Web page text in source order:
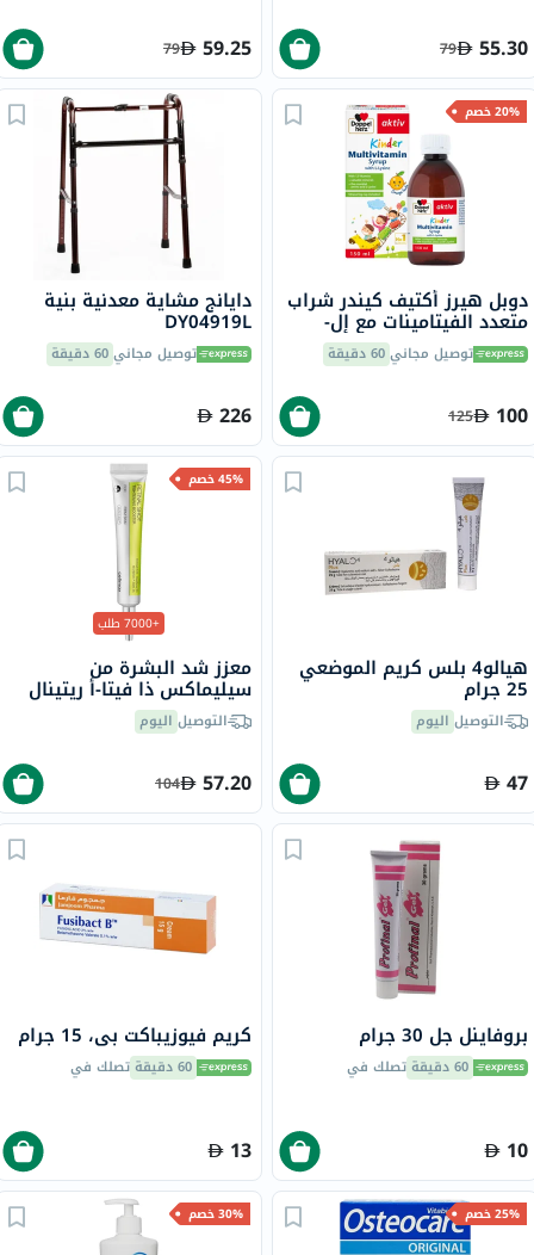
55.30
79
59.25
79
20% خصم
دوبل هيرز أكتيف كيندر شراب
متعدد الفيتامينات مع إل-
ليسين 150 ملتوصيل مجاني60 دقيقة
100
125
دايانج مشاية معدنية بنية
DY04919L
توصيل مجاني60 دقيقة
226
هيالو4 بلس كريم الموضعي
25 جرام
التوصيل اليوم
47
45% خصم
+7000 طلب
معزز شد البشرة من
سيليماكس ذا فيتا-أ ريتينال
شوت، 15 مل
التوصيل اليوم
57.20
104
بروفاينل جل 30 جرام
60 دقيقة تصلك في
10
كريم فيوزيباكت بي، 15 جرام
60 دقيقة تصلك في
13
25% خصم 30% خصم